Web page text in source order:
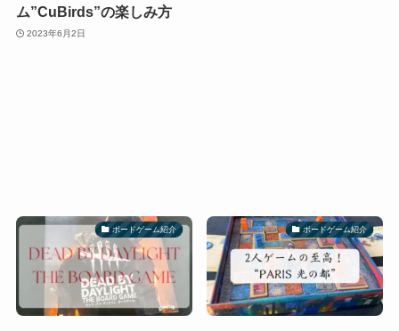
ム”CuBirds”の楽しみ方
2023年6月2日
ボードゲーム紹介 ボードゲーム紹介